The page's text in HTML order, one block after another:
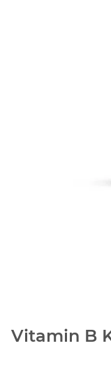
Vitamin B